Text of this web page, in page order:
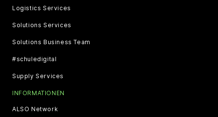
Logistics Services
Solutions Services
Solutions Business Team
#schuledigital
Supply Services
INFORMATIONEN
ALSO Network